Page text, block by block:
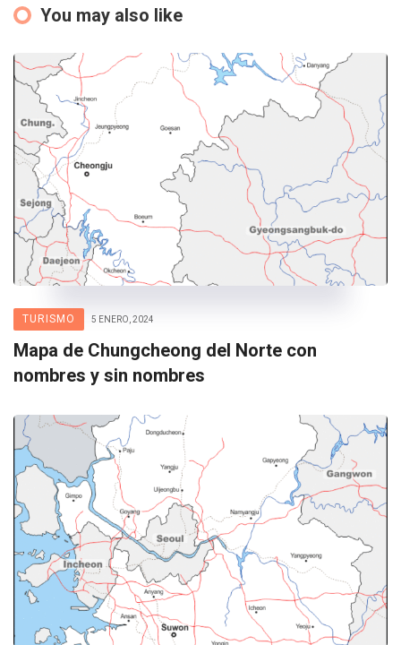
You may also like
TURISMO 5 ENERO, 2024
Mapa de Chungcheong del Norte con
nombres y sin nombres